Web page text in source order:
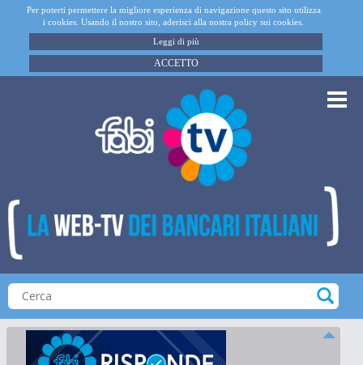
Per poterti permettere la migliore esperienza di navigazione questo sito utilizza
i cookies. Usando il nostro sito, aderisci alla nostra policy sui cookies.
Leggi di più
ACCETTO